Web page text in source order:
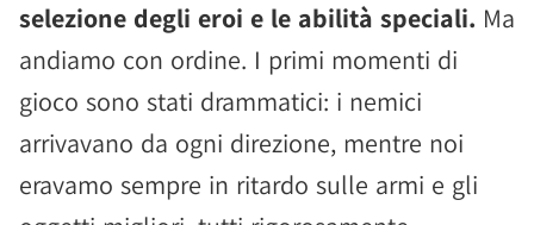
selezione degli eroi e le abilità speciali. Ma
andiamo con ordine. I primi momenti di
gioco sono stati drammatici: i nemici
arrivavano da ogni direzione, mentre noi
eravamo sempre in ritardo sulle armi e gli